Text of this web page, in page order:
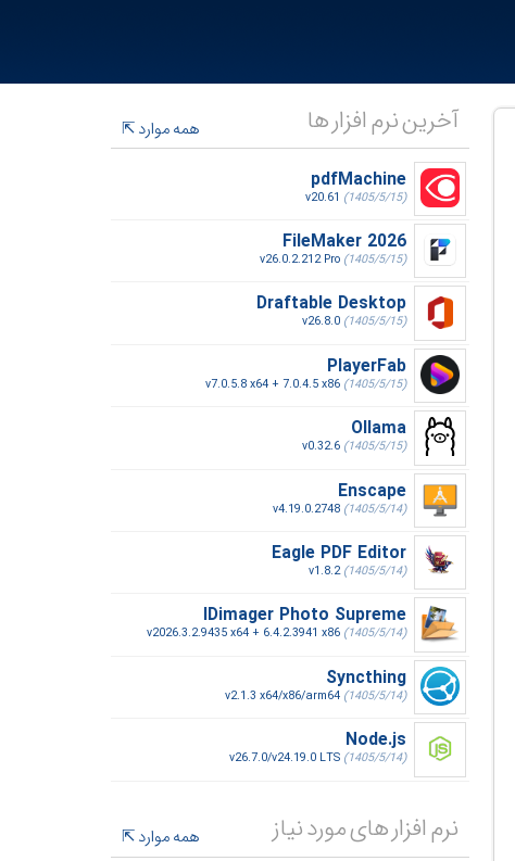
آخرین نرم افزار ها
همه موارد
pdfMachine
v20.61 (1405/5/15)
FileMaker 2026
v26.0.2.212 Pro (1405/5/15)
Draftable Desktop
v26.8.0 (1405/5/15)
PlayerFab
v7.0.5.8 x64 + 7.0.4.5 x86 (1405/5/15)
Ollama
v0.32.6 (1405/5/15)
Enscape
v4.19.0.2748 (1405/5/14)
Eagle PDF Editor
v1.8.2(1405/5/14)
IDimager Photo Supreme
v2026.3.2.9435 x64 + 6.4.2.3941 x86 (1405/5/14)
Syncthing
v2.1.3 x64/x86/arm64 (1405/5/14)
Node.js
v26.7.0/v24.19.0 LTS (1405/5/14)
نرم افزار های مورد نیاز
همه موارد